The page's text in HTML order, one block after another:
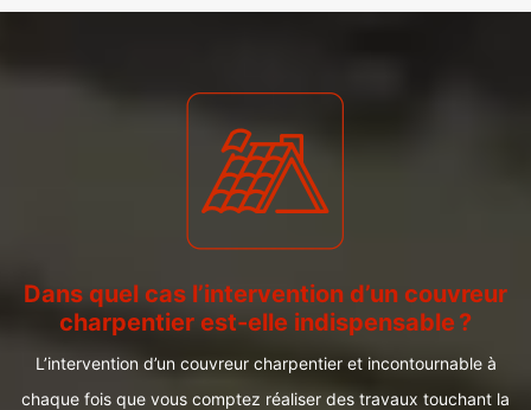
Dans quel cas l’intervention d’un couvreur
charpentier est-elle indispensable ?
L’intervention d’un couvreur charpentier et incontournable à
chaque fois que vous comptez réaliser des travaux touchant la